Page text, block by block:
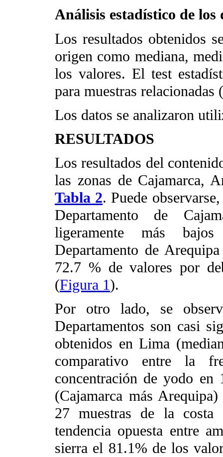
Análisis estadístico de los
Los resultados obtenidos
origen como mediana,
los valores. El test
para muestras relacionadas
Los datos se analizaron
RESULTADOS
Los resultados del
las zonas de Cajamarca,
Tabla 2. Puede
Departamento de
ligeramente más
Departamento de
72.7 % de valores por
(Figura 1).
Por otro lado, se
Departamentos son casi
obtenidos en Lima
comparativo entre la
concentración de yodo en
(Cajamarca más
27 muestras de la costa
tendencia opuesta entre
sierra el 81.1% de los